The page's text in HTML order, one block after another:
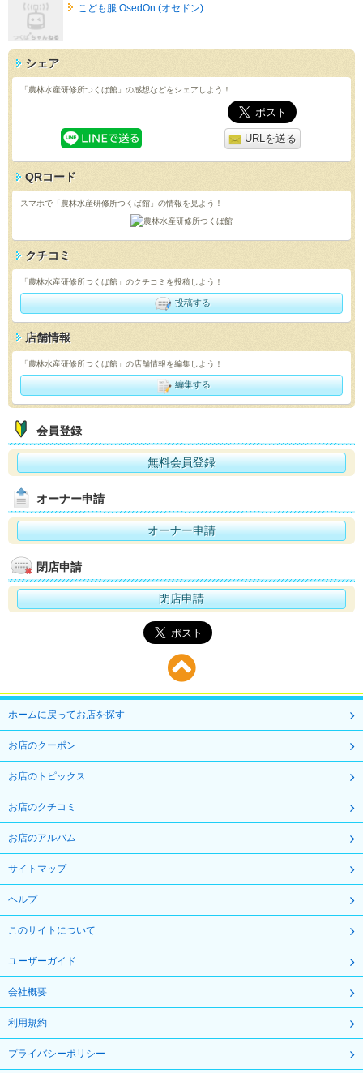
こども服 OsedOn (オセドン)
シェア
「農林水産研修所つくば館」の感想などをシェアしよう！
URLを送る
QRコード
スマホで「農林水産研修所つくば館」の情報を見よう！
クチコミ
「農林水産研修所つくば館」のクチコミを投稿しよう！
投稿する
店舗情報
「農林水産研修所つくば館」の店舗情報を編集しよう！
編集する
会員登録
無料会員登録
オーナー申請
オーナー申請
閉店申請
閉店申請
ホームに戻ってお店を探す
お店のクーポン
お店のトピックス
お店のクチコミ
お店のアルバム
サイトマップ
ヘルプ
このサイトについて
ユーザーガイド
会社概要
利用規約
プライバシーポリシー